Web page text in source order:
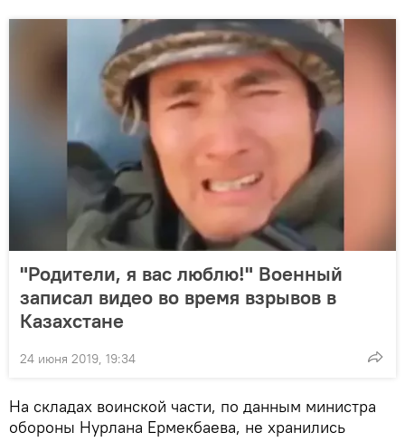
"Родители, я вас люблю!" Военный
записал видео во время взрывов в
Казахстане
24 июня 2019, 19:34
На складах воинской части, по данным министра
обороны Нурлана Ермекбаева, не хранились